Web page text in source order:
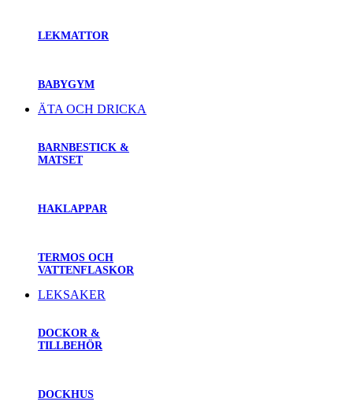
LEKMATTOR
BABYGYM
ÄTA OCH DRICKA
BARNBESTICK &
MATSET
HAKLAPPAR
TERMOS OCH
VATTENFLASKOR
LEKSAKER
DOCKOR &
TILLBEHÖR
DOCKHUS